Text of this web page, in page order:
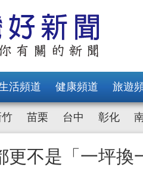
活頻道 健康頻道 旅遊
竹 苗栗 台中 彰化
更不是「一坪